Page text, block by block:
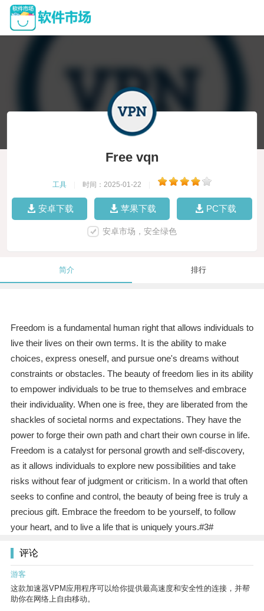
Free vqn
工具 时间：2025-01-22
安卓下载 苹果下载 PC下载
安卓市场，安全绿色
简介 排行
Freedom is a fundamental human right that allows individuals to
live their lives on their own terms. It is the ability to make
choices, express oneself, and pursue one's dreams without
constraints or obstacles. The beauty of freedom lies in its ability
to empower individuals to be true to themselves and embrace
their individuality. When one is free, they are liberated from the
shackles of societal norms and expectations. They have the
power to forge their own path and chart their own course in life.
Freedom is a catalyst for personal growth and self-discovery,
as it allows individuals to explore new possibilities and take
risks without fear of judgment or criticism. In a world that often
seeks to confine and control, the beauty of being free is truly a
precious gift. Embrace the freedom to be yourself, to follow
your heart, and to live a life that is uniquely yours.#3#
评论
游客
这款加速器VPM应用程序可以给你提供最高速度和安全性的连接，并帮
助你在网络上自由移动。